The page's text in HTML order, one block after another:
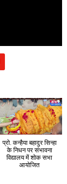
प्रो. कन्हैया बहादुर सिन्हा
के निधन पर संभावना
विद्यालय में शोक सभा
आयोजित